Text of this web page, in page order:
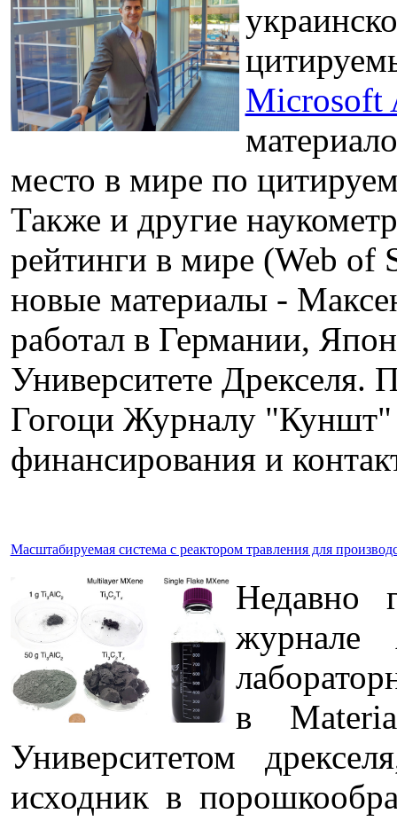
Microsoft
место в мире по
Также и другие
рейтинги в мире (Web of
новые материалы -
работал в Германии,
Университете
Гогоци Журналу "Куншт"
финансирования и
Масштабируемая система c реактором травления для
Недавно
журнале
в
Университетом
исходник в